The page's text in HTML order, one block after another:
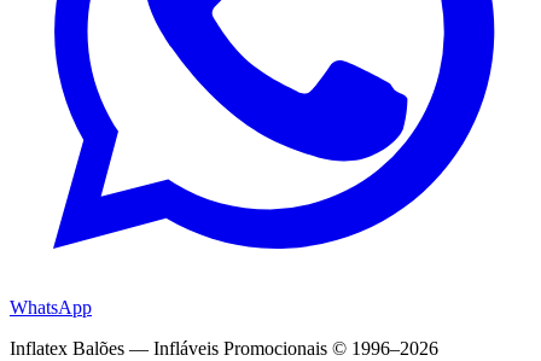
WhatsApp
Inflatex Balões — Infláveis Promocionais © 1996–2026